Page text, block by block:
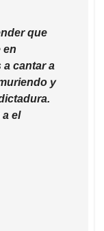
que
en
cantar a
y
el